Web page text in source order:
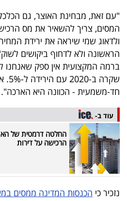
"עם זאת, מבחינת האוצר, גם
ולדאוג שמי שיראה את ירידת
הראשונה ולא לדחוף ביקושים
ברמה המקצועית אין ספק שאנחנו
חד-משמעית - הכוונה היא הארכה".
עוד ב-
החלטה דרמטית של
הרכישה על דירות
נזכיר כי